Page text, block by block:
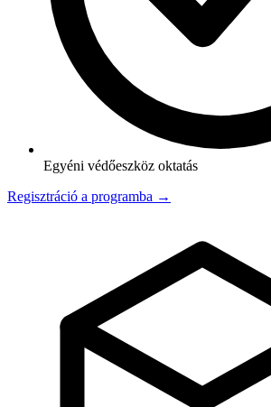
Egyéni védőeszköz oktatás
Regisztráció a programba →